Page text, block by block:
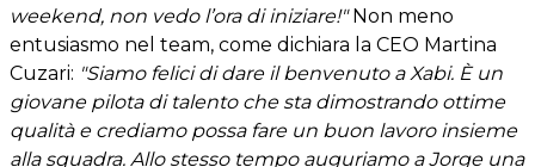
weekend, non vedo l’ora di iniziare!"Non meno
entusiasmo nel team, come dichiara la CEO Martina
Cuzari: "Siamo felici di dare il benvenuto a Xabi. È un
giovane pilota di talento che sta dimostrando ottime
qualità e crediamo possa fare un buon lavoro insieme
alla squadra. Allo stesso tempo auguriamo a Jorge una